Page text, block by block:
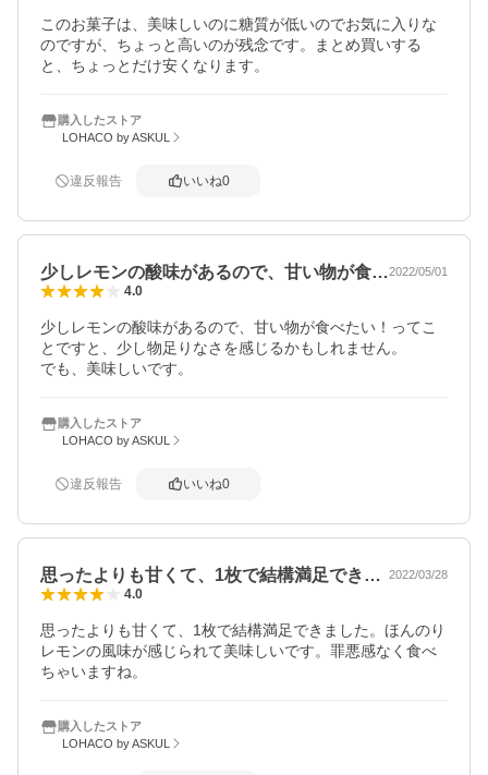
このお菓子は、美味しいのに糖質が低いのでお気に入りな
のですが、ちょっと高いのが残念です。まとめ買いする
と、ちょっとだけ安くなります。
購入したストア
LOHACO by ASKUL
違反報告 いいね0
少しレモンの酸味があるので、甘い物が食…2022/05/01
4.0
少しレモンの酸味があるので、甘い物が食べたい！ってこ
とですと、少し物足りなさを感じるかもしれません。
でも、美味しいです。
購入したストア
LOHACO by ASKUL
違反報告 いいね0
思ったよりも甘くて、1枚で結構満足でき… 2022/03/28
4.0
思ったよりも甘くて、1枚で結構満足できました。ほんのり
レモンの風味が感じられて美味しいです。罪悪感なく食べ
ちゃいますね。
購入したストア
LOHACO by ASKUL